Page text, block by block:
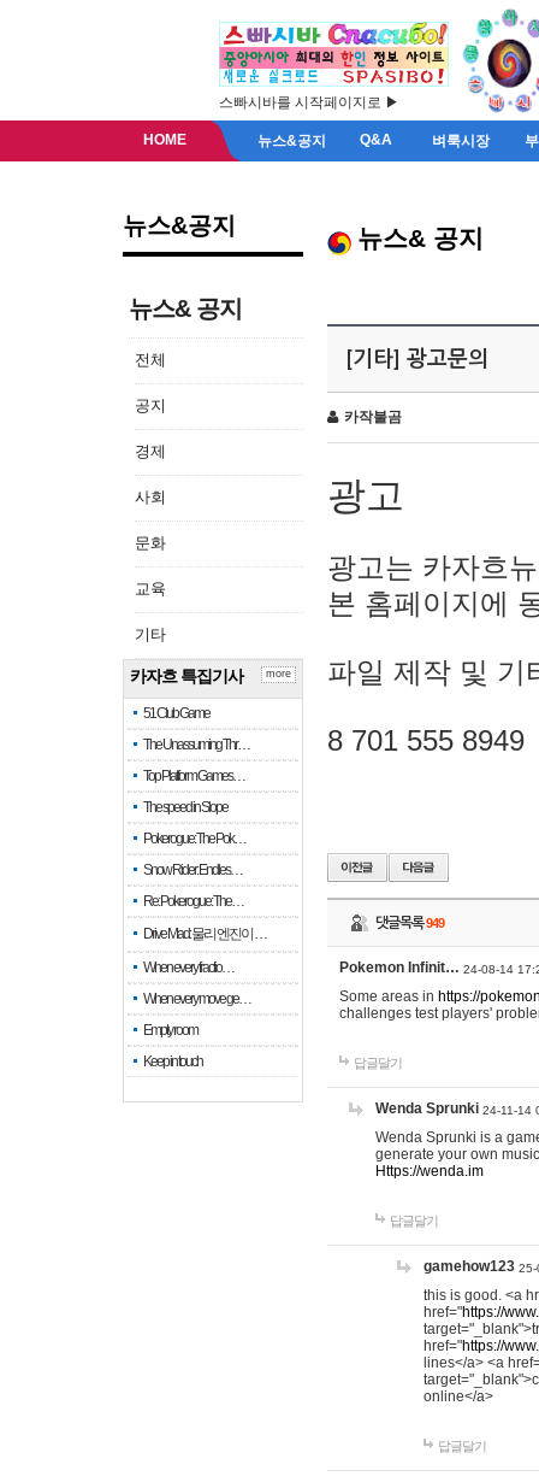
스빠시바를 시작페이지로 ▶
HOME 뉴스&공지 Q&A 벼룩시장
뉴스&공지
뉴스& 공지
전체
공지
경제
사회
문화
교육
기타
카자흐 특집기사
51 Club Game
The Unassuming Thr…
Top Platform Games…
The speed in Slope
Pokerogue: The Pok…
Snow Rider: Endles…
Re: Pokerogue: The…
Drive Mad: 물리 엔진이 …
When every fractio…
When every move ge…
Empty room
Keep in touch
more
뉴스& 공지
[기타] 광고문의
카작불곰
광고
광고는 카자흐
본 홈페이지에
파일 제작 및 기
8 701 555 8949
댓글목록949
Pokemon Infinit… 24-08-14
Some areas in https://
challenges test players'
답글달기
Wenda Sprunki 24-11-14
Wenda Sprunki is a
generate your own
Https://wenda.im
답글달기
gamehow123 25-
this is good. <a
href="https://
href="https://
lines</a> <a
online</a>
답글달기